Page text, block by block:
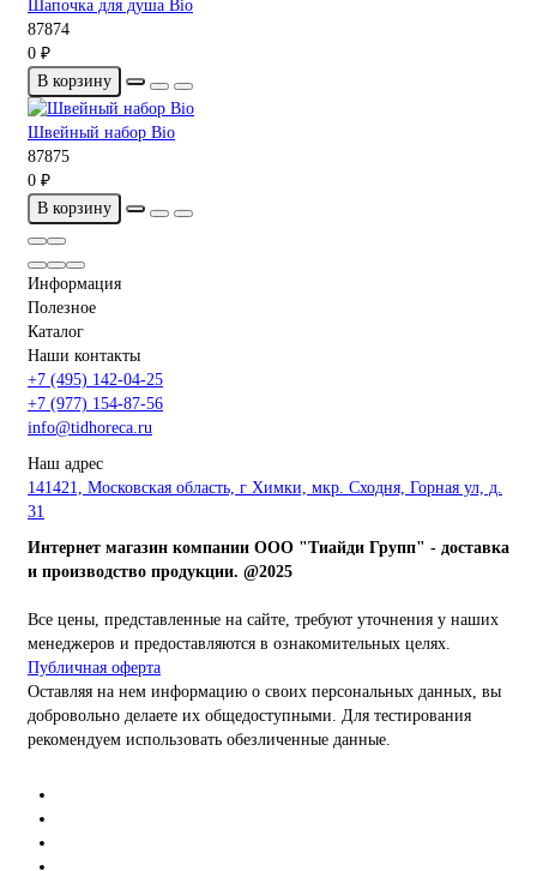
Шапочка для душа Bio
87874
0 ₽
В корзину
Швейный набор Bio
87875
0 ₽
В корзину
Информация
Полезное
Каталог
Наши контакты
+7 (495) 142-04-25
+7 (977) 154-87-56
info@tidhoreca.ru
Наш адрес
141421, Московская область, г Химки, мкр. Сходня, Горная ул, д.
31
Интернет магазин компании ООО "Тиайди Групп" - доставка
и производство продукции. @2025
Все цены, представленные на сайте, требуют уточнения у наших
менеджеров и предоставляются в ознакомительных целях.
Публичная оферта
Оставляя на нем информацию о своих персональных данных, вы
добровольно делаете их общедоступными. Для тестирования
рекомендуем использовать обезличенные данные.